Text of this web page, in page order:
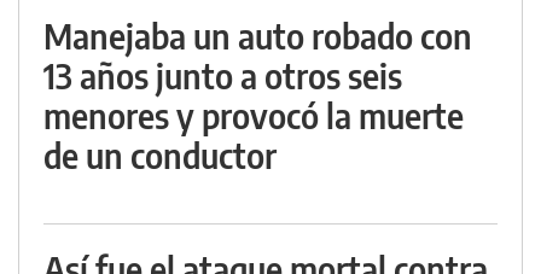
Manejaba un auto robado con
13 años junto a otros seis
menores y provocó la muerte
de un conductor